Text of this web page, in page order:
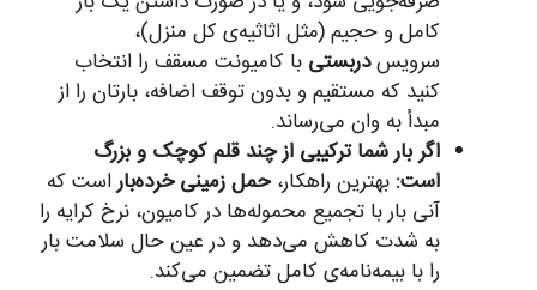
کامل و حجیم (مثل اثاثیه‌ی کل منزل)،
سرویسدربستی با کامیونت مسقف را انتخاب
کنید که مستقیم و بدون توقف اضافه، بارتان را از
مبدأ به وان می‌رساند.
اگر بار شما ترکیبی از چند قلم کوچک و بزرگ
است: بهترین راهکار،حمل زمینی خرده‌باراست که
آنی بار با تجمیع محموله‌ها در کامیون، نرخ کرایه را
به شدت کاهش می‌دهد و در عین حال سلامت بار
را با بیمه‌نامه‌ی کامل تضمین می‌کند.